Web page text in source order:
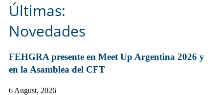
Últimas:
Novedades
FEHGRA presente en Meet Up Argentina 2026 y
en la Asamblea del CFT
6 August, 2026